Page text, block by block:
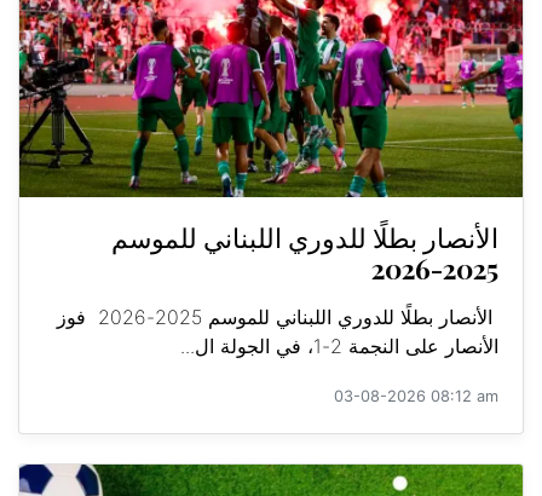
الأنصار بطلًا للدوري اللبناني للموسم
2025-2026
الأنصار بطلًا للدوري اللبناني للموسم 2025-2026 فوز
الأنصار على النجمة 2-1، في الجولة ال...
03-08-2026 08:12 am